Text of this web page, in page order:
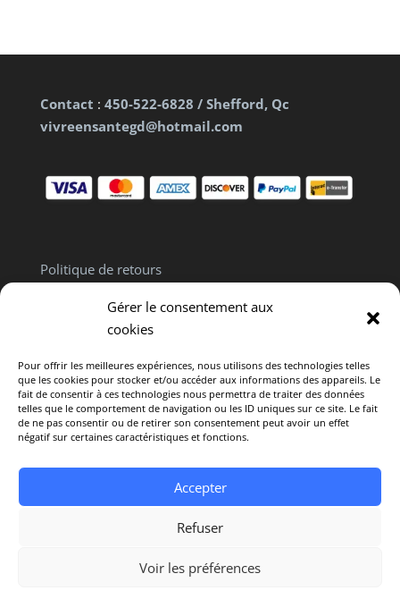
Gérer le consentement aux
cookies
Pour offrir les meilleures expériences, nous utilisons des technologies telles
que les cookies pour stocker et/ou accéder aux informations des appareils. Le
fait de consentir à ces technologies nous permettra de traiter des données
telles que le comportement de navigation ou les ID uniques sur ce site. Le fait
de ne pas consentir ou de retirer son consentement peut avoir un effet
négatif sur certaines caractéristiques et fonctions.
Accepter
Refuser
Voir les préférences
Contact : 450-522-6828 / Shefford, Qc
vivreensantegd@hotmail.com
Politique de retours
Clause de non responsabilité
Politique de cookies (CA)
ce site est fourni uniquement à titre informatif. Il ne
constitue en aucun cas un avis médical
réservés. Conception parMistral Design Inc.